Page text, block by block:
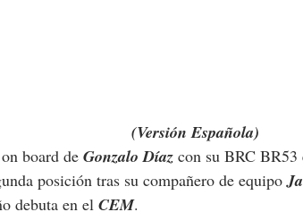
(Versión Española)
board de Gonzalo Díaz con su BRC BR53
posición tras su compañero de equipo
debuta en el CEM.